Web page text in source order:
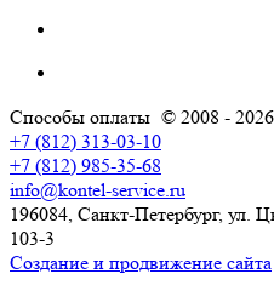
Способы оплаты © 2008 -
+7 (812) 313-03-10
+7 (812) 985-35-68
info@kontel-service.ru
196084, Санкт-Петербург, ул.
103-3
Создание и продвижение сайта